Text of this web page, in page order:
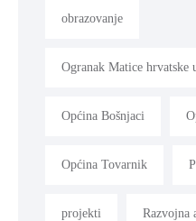
obrazovanje
Ogranak Matice hrvatske
Općina Bošnjaci
Općina Tovarnik
projekti Razvojna